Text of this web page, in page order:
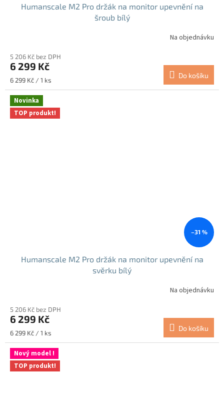
Humanscale M2 Pro držák na monitor upevnění na
šroub bílý
Na objednávku
5 206 Kč bez DPH
6 299 Kč
Měrná
cena:
6 299 Kč / 1 ks
Do košíku
Novinka
TOP produkt!
–31 %
Humanscale M2 Pro držák na monitor upevnění na
svěrku bílý
Na objednávku
5 206 Kč bez DPH
6 299 Kč
Měrná
cena:
6 299 Kč / 1 ks
Do košíku
Nový model !
TOP produkt!